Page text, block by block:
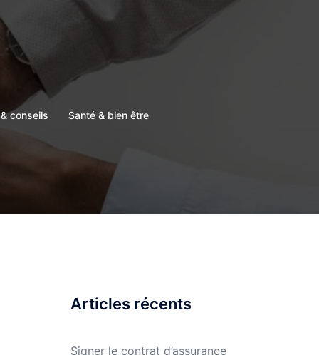
conseils Santé & bien être
Articles récents
Signer le contrat d’assurance